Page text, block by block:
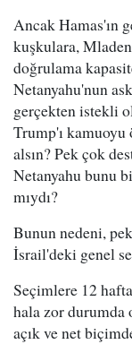
Ancak Hamas'ın
kuşkulara,
doğrulama
Netanyahu'nun
gerçekten istekli
Trump'ı kamuoyu
alsın? Pek çok
Netanyahu bunu
mıydı?
Bunun nedeni,
İsrail'deki genel
Seçimlere 12
hala zor durumda
açık ve net